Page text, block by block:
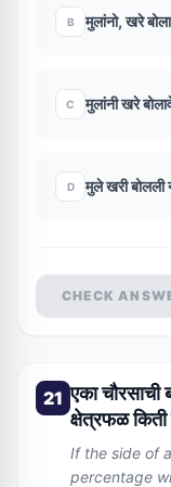
B मुलांनो, खरे
C मुलांनी खरे
D मुले खरी बोलली
CHECK
21 एका चौरसाची
क्षेत्रफळ
If the side of
percentage